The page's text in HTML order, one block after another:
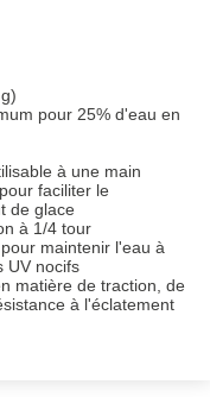
pour 25% d'eau en
à une main
faciliter le
de glace
à 1/4 tour
maintenir l'eau à
UV nocifs
matière de traction, de
à l'éclatement